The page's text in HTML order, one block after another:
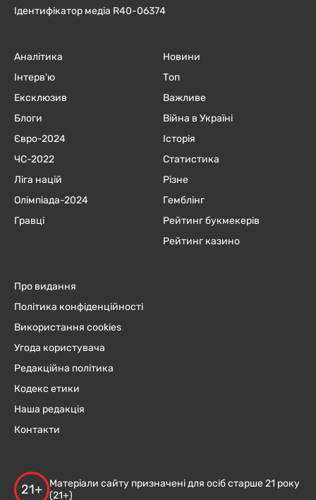
Ідентифікатор медіа R40-06374
Аналітика
Інтерв'ю
Ексклюзив
Блоги
Євро-2024
ЧC-2022
Ліга націй
Олімпіада-2024
Гравці
Новини
Топ
Важливе
Війна в Україні
Історія
Статистика
Різне
Гемблінг
Рейтинг букмекерів
Рейтинг казино
Про видання
Політика конфіденційності
Використання cookies
Угода користувача
Редакційна політика
Кодекс етики
Наша редакція
Контакти
21+
Матеріали сайту призначені для осіб старше 21 року
(21+)